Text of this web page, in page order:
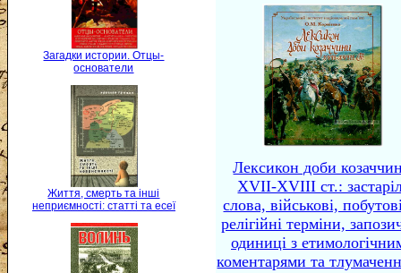
Загадки истории. Отцы-
основатели
Життя, смерть та інші
неприємності: статті та есеї
Лексикон доби
XVII-XVIII ст.:
слова, військові,
релігійні терміни,
одиниці з
коментарями та